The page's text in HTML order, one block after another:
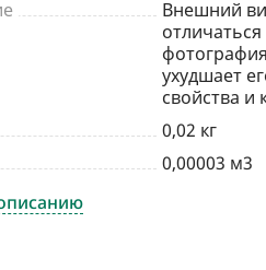
Внешний
ухудшает
свойства и
0,02 кг
0,00003 м3